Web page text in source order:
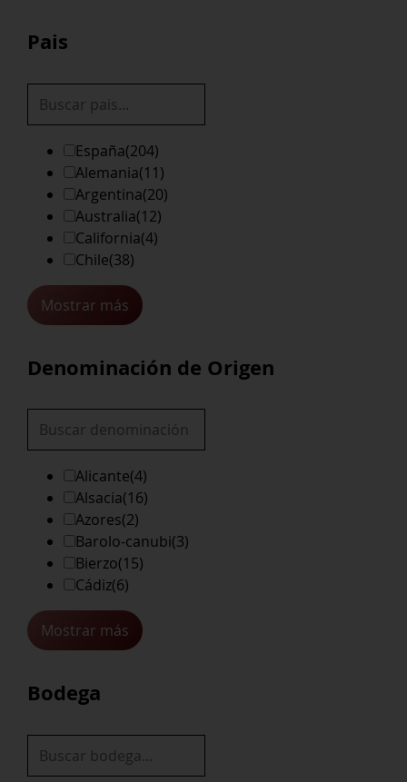
Pais
España(204)
Alemania(11)
Argentina(20)
Australia(12)
California(4)
Chile(38)
Mostrar más
Denominación de Origen
Alicante(4)
Alsacia(16)
Azores(2)
Barolo-canubi(3)
Bierzo(15)
Cádiz(6)
Mostrar más
Bodega